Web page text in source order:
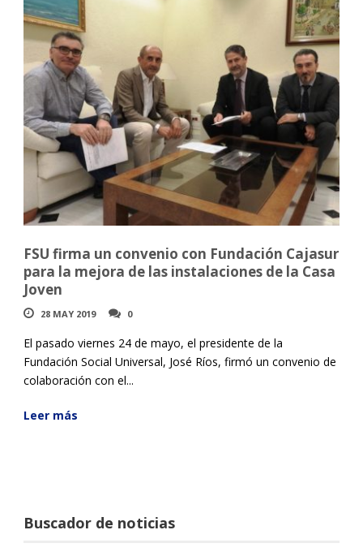
FSU firma un convenio con Fundación Cajasur
para la mejora de las instalaciones de la Casa
Joven
28 MAY 2019 0
El pasado viernes 24 de mayo, el presidente de la
Fundación Social Universal, José Ríos, firmó un convenio de
colaboración con el...
Leer más
Buscador de noticias